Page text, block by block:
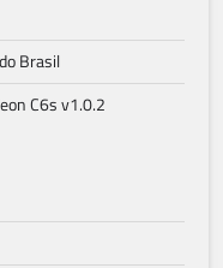
Brasil
C6s v1.0.2